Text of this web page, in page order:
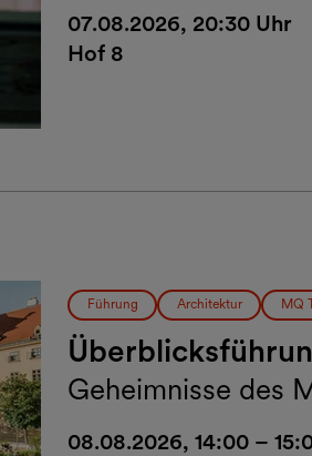
07.08.2026, 20:30 Uhr
Hof 8
Führung Architektur MQ
Geheimnisse des
08.08.2026, 14:00 –